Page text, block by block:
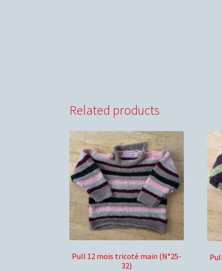
Related products
Pull 12 mois tricoté main (N°25-
32)